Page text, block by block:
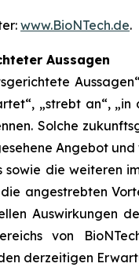
www.BioNTech.de.
Aussagen
„strebt an“,
Solche
Angebot
sowie die weiteren
angestrebten
Auswirkungen
von
derzeitigen